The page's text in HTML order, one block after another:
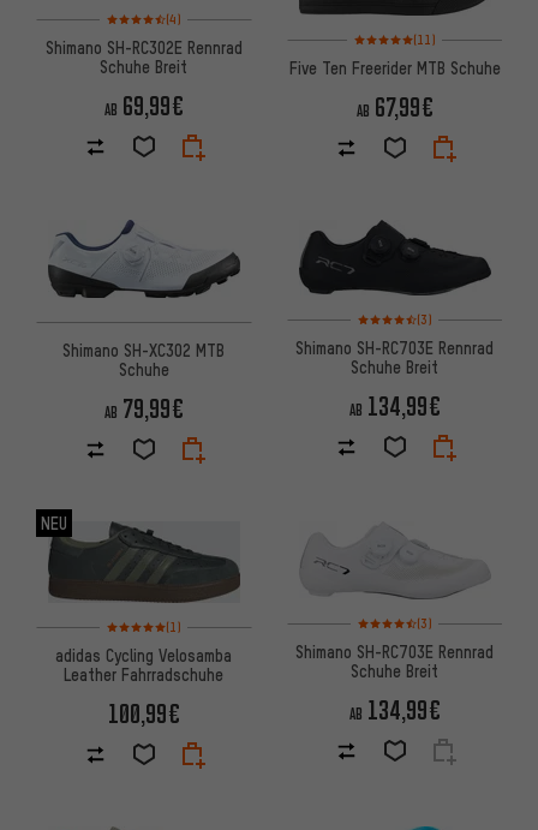
Bewertungen: 4,5 von 5 basierend auf 4 Bewertungen
(4)
Shimano SH-RC302E Rennrad
Schuhe Breit
AB 69,99€
Bewertungen: 5 von 5
(11)
Five Ten Freerider MTB Schuhe
AB 67,99€
Shimano SH-XC302 MTB
Schuhe
AB 79,99€
Bewertungen: 4,5 von 5
(3)
Shimano SH-RC703E Rennrad
Schuhe Breit
AB 134,99€
NEU
Bewertungen: 5 von 5 basierend auf 1 Bewertungen
(1)
adidas Cycling Velosamba
Leather Fahrradschuhe
100,99€
Bewertungen: 4,5 von 5
(3)
Shimano SH-RC703E Rennrad
Schuhe Breit
AB 134,99€